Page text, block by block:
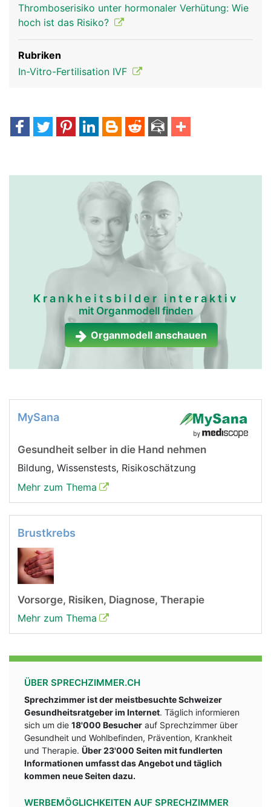
Thromboserisiko unter hormonaler Verhütung: Wie
hoch ist das Risiko?
Rubriken
In-Vitro-Fertilisation IVF
Krankheitsbilder interaktiv
mit Organmodell finden
Organmodell anschauen
MySana
Gesundheit selber in die Hand nehmen
Bildung, Wissenstests, Risikoschätzung
Mehr zum Thema
Brustkrebs
Vorsorge, Risiken, Diagnose, Therapie
Mehr zum Thema
ÜBER SPRECHZIMMER.CH
Sprechzimmer ist der meistbesuchte Schweizer
Gesundheitsratgeber im Internet. Täglich informieren
sich um die 18'000 Besucher auf Sprechzimmer über
Gesundheit und Wohlbefinden, Prävention, Krankheit
und Therapie. Über 23'000 Seiten mit fundlerten
Informationen umfasst das Angebot und täglich
kommen neue Seiten dazu.
WERBEMÖGLICHKEITEN AUF SPRECHZIMMER